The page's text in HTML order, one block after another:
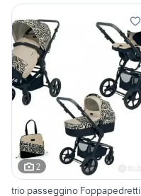
2
trio passeggino Foppapedretti